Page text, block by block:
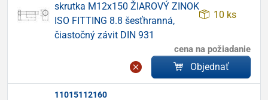
skrutka M12x150 ŽIAROVÝ ZINOK
ISO FITTING 8.8 šesťhranná,
čiastočný závit DIN 931
10 ks
cena na požiadanie
Objednať
11015112160